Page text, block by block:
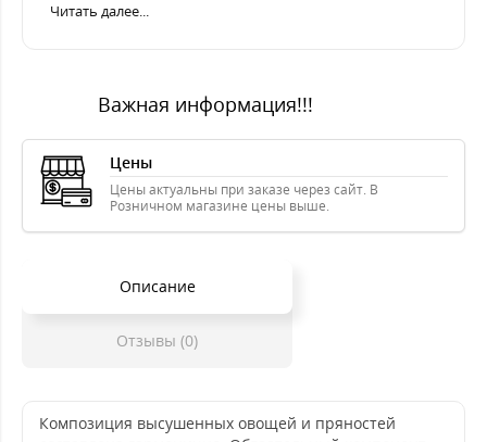
Читать далее...
Важная информация!!!
Цены
Цены актуальны при заказе через сайт. В
Розничном магазине цены выше.
Описание
Отзывы (0)
Композиция высушенных овощей и пряностей